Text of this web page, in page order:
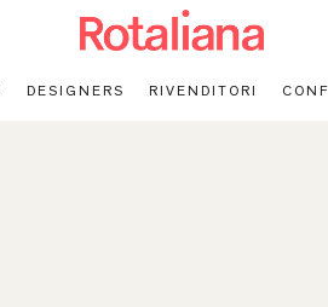
DESIGNERS RIVENDITORI